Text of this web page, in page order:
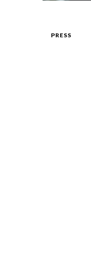
PRESS